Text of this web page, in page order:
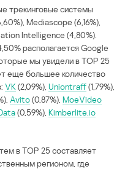
трекинговые системы
Mediascope (6,16%),
Intelligence (4,80%).
располагается Google
мы увидели в TOP 25
еще большее количество
VK (2,09%), Uniontraff(1,79%),
Avito(0,87%), MoeVideo
(0,59%), Kimberlite.io
в TOP 25 составляет
регионом, где